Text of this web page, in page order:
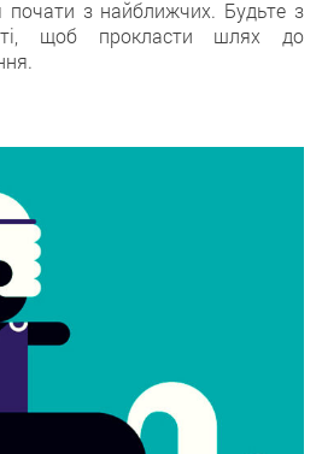
почати з найближчих. Будьте з
щоб прокласти шлях до